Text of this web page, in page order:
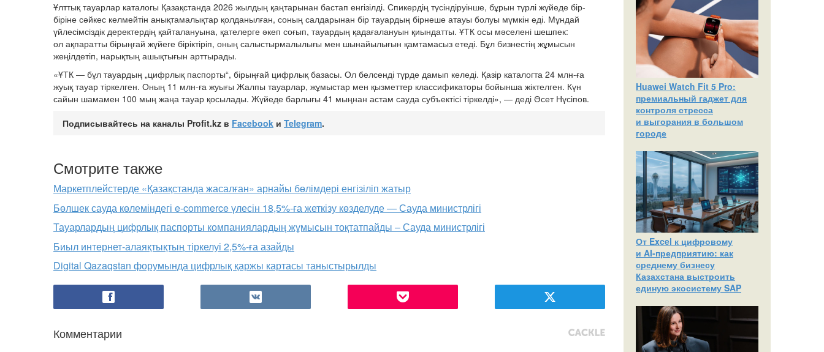
Ұлттық тауарлар каталогы Қазақстанда 2026 жылдың қаңтарынан бастап енгізілді. Спикердің түсіндіруінше, бұрын түрлі жүйеде бір-
біріне сәйкес келмейтін анықтамалықтар қолданылған, соның салдарынан бір тауардың бірнеше атауы болуы мүмкін еді. Мұндай
үйлесімсіздік деректердің қайталануына, қателерге әкеп соғып, тауардың қадағалануын қиындатты. ҰТК осы мәселені шешпек:
ол ақпаратты бірыңғай жүйеге біріктіріп, оның салыстырмалылығы мен шынайылығын қамтамасыз етеді. Бұл бизнестің жұмысын
жеңілдетіп, нарықтың ашықтығын арттырады.
«ҰТК — бұл тауардың „цифрлық паспорты“, бірыңғай цифрлық базасы. Ол белсенді түрде дамып келеді. Қазір каталогта 24 млн-ға
жуық тауар тіркелген. Оның 11 млн-ға жуығы Жалпы тауарлар, жұмыстар мен қызметтер классификаторы бойынша жіктелген. Күн
сайын шамамен 100 мың жаңа тауар қосылады. Жүйеде барлығы 41 мыңнан астам сауда субъектісі тіркелді», — деді Әсет Нүсіпов.
Подписывайтесь на каналы Profit.kz в Facebook и Telegram.
Смотрите также
Маркетплейстерде «Қазақстанда жасалған» арнайы бөлімдері енгізіліп жатыр
Бөлшек сауда көлеміндегі e-commerce үлесін 18,5%-ға жеткізу көзделуде — Сауда министрлігі
Тауарлардың цифрлық паспорты компаниялардың жұмысын тоқтатпайды – Сауда министрлігі
Биыл интернет-алаяқтықтың тіркелуі 2,5%-ға азайды
Digital Qazaqstan форумында цифрлық қаржы картасы таныстырылды
Комментарии
Huawei Watch Fit 5 Pro:
премиальный гаджет для
контроля стресса
и выгорания в большом
городе
От Excel к цифровому
и AI‑предприятию: как
среднему бизнесу
Казахстана выстроить
единую экосистему SAP